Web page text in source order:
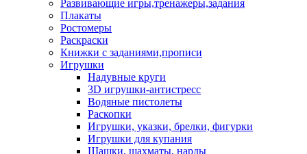
Развивающие игры,тренажеры,задания
Плакаты
Ростомеры
Раскраски
Книжки с заданиями,прописи
Игрушки
Надувные круги
3D игрушки-антистресс
Водяные пистолеты
Раскопки
Игрушки, указки, брелки, фигурки
Игрушки для купания
Шашки, шахматы, нарды